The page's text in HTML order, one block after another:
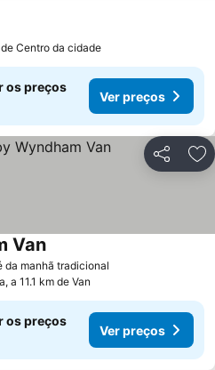
Centro da cidade
os preços
Ver preços
Partilhar
da manhã tradicional
Van
a 11.1 km de Van
os preços
Ver preços